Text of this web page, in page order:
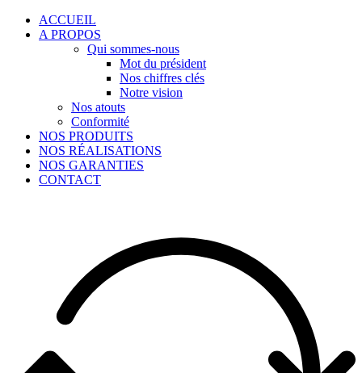
ACCUEIL
A PROPOS
Qui sommes-nous
Mot du président
Nos chiffres clés
Notre vision
Nos atouts
Conformité
NOS PRODUITS
NOS RÉALISATIONS
NOS GARANTIES
CONTACT